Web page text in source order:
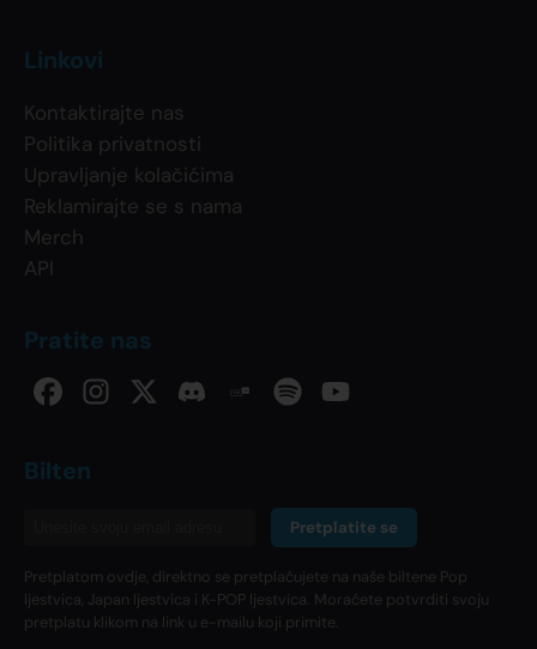
Linkovi
Kontaktirajte nas
Politika privatnosti
Upravljanje kolačićima
Reklamirajte se s nama
Merch
API
Pratite nas
Bilten
Pretplatite se
Pretplatom ovdje, direktno se pretplaćujete na naše biltene Pop
ljestvica, Japan ljestvica i K-POP ljestvica. Moraćete potvrditi svoju
pretplatu klikom na link u e-mailu koji primite.